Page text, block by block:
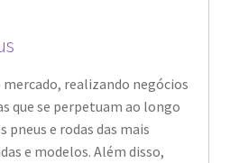
mercado, realizando negócios
que se perpetuam ao longo
e rodas das mais
e modelos. Além disso,